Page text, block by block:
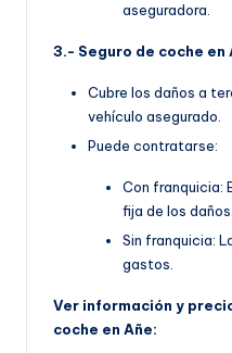
aseguradora.
3.- Seguro de coche en
Cubre los daños a
vehículo asegurado.
Puede contratarse:
Con franquicia:
fija de los daños.
Sin franquicia:
gastos.
Ver información y
coche en Añe: